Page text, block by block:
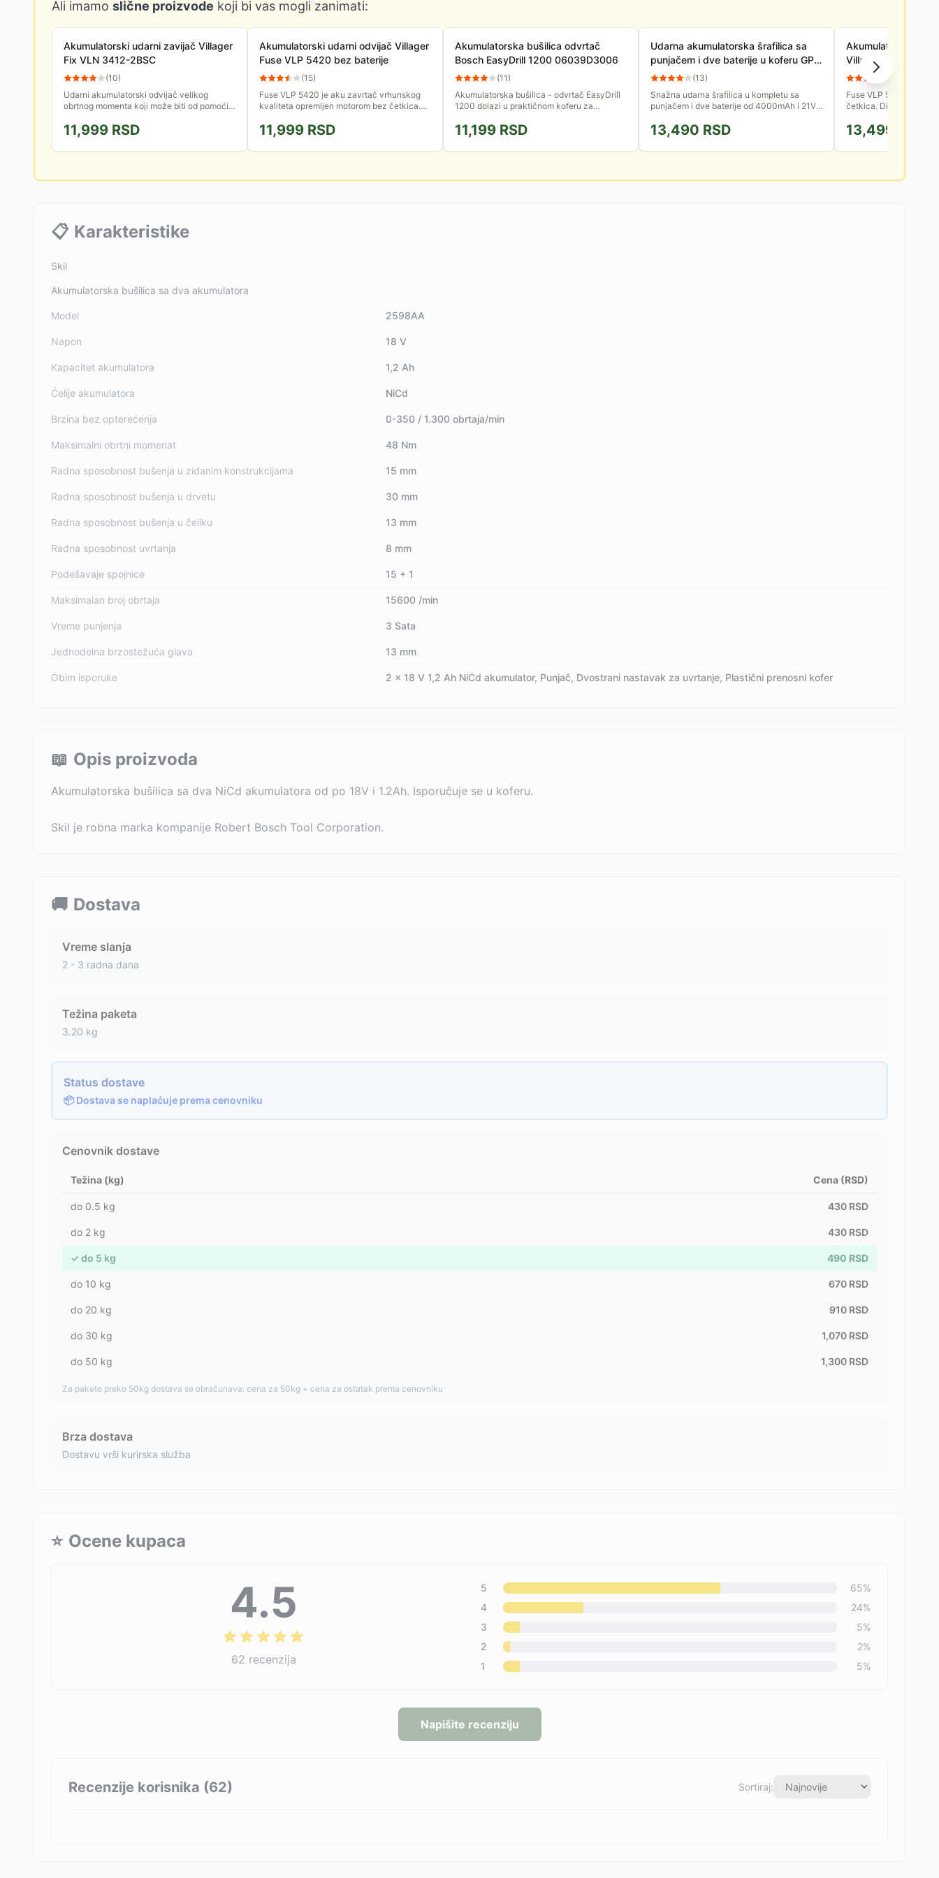
Ali imamo slične proizvode koji bi vas mogli zanimati:
Akumulatorski udarni zavijač Villager
Fix VLN 3412-2BSC
(10)
Udarni akumulatorski odvijač velikog
obrtnog momenta koji može biti od pomoći
spečenih zavrtanja.
11,999 RSD
Akumulatorski udarni odvijač Villager
Fuse VLP 5420 bez baterije
(15)
Fuse VLP 5420 je aku zavrtač vrhunskog
kvaliteta opremljen motorom bez četkica.
obrtnog momenta. Isporučuje se...
11,999 RSD
Akumulatorska bušilica odvrtač
Bosch EasyDrill 1200 06039D3006
(11)
Akumulatorska bušilica - odvrtač EasyDrill
1200 dolazi u praktičnom koferu za
od 12V i 1.5Ah.
11,199 RSD
Udarna akumulatorska šrafilica sa
punjačem i dve baterije u koferu GP-
SS 450 LI
(13)
Snažna udarna šrafilica u kompletu sa
punjačem i dve baterije od 4000mAh i 21V.
čuvanje i nošenje....
13,490 RSD
Akumulatorski
Villager Fuse VLP
(
Fuse VLP 5320
četkica. Dizajniran je
se bez baterije i
13,499
📋 Karakteristike
Skil
Akumulatorska bušilica sa dva akumulatora
Model 2598AA
Napon 18 V
Kapacitet akumulatora 1,2 Ah
Ćelije akumulatora NiCd
Brzina bez opterećenja 0-350 / 1.300 obrtaja/min
Maksimalni obrtni momenat 48 Nm
Radna sposobnost bušenja u zidanim konstrukcijama 15 mm
Radna sposobnost bušenja u drvetu 30 mm
Radna sposobnost bušenja u čeliku 13 mm
Radna sposobnost uvrtanja 8 mm
Podešavaje spojnice 15 + 1
Maksimalan broj obrtaja 15600 /min
Vreme punjenja 3 Sata
Jednodelna brzostežuća glava 13 mm
Obim isporuke 2 x 18 V 1,2 Ah NiCd akumulator, Punjač, Dvostrani nastavak za uvrtanje, Plastični prenosni kofer
📖 Opis proizvoda
Akumulatorska bušilica sa dva NiCd akumulatora od po 18V i 1.2Ah. Isporučuje se u koferu.
Skil je robna marka kompanije Robert Bosch Tool Corporation.
🚚 Dostava
Vreme slanja
2 - 3 radna dana
Težina paketa
3.20 kg
Status dostave
📦 Dostava se naplaćuje prema cenovniku
Cenovnik dostave
Težina (kg) Cena (RSD)
do 0.5 kg 430 RSD
do 2 kg 430 RSD
✓ do 5 kg 490 RSD
do 10 kg 670 RSD
do 20 kg 910 RSD
do 30 kg 1,070 RSD
do 50 kg 1,300 RSD
Za pakete preko 50kg dostava se obračunava: cena za 50kg + cena za ostatak prema cenovniku
Brza dostava
Dostavu vrši kurirska služba
⭐ Ocene kupaca
4.5
62 recenzija
5 65%
4
24%
3
5%
2
2%
1
5%
Napišite recenziju
Recenzije korisnika (62) Sortiraj: